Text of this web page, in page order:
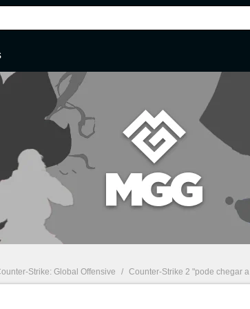
Strike: Global Offensive / Counter-Strike 2 "pode chegar a qualquer momento a partir de agora", crava Insider